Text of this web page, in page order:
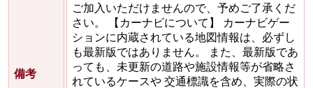
備考
ご加入いただけませんので、予めご了承くだ
さい。 【カーナビについて】 カーナビゲー
ションに内蔵されている地図情報は、必ずし
も最新版ではありません。 また、最新版であ
っても、未更新の道路や施設情報等が省略さ
れているケースや 交通標識を含め、実際の状